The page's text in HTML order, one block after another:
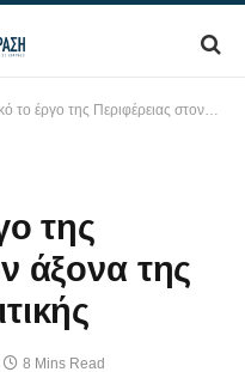
της Περιφέρειας στον άξονα της Κοινωνικής Πολιτικής
της
άξονα της
8 Mins Read